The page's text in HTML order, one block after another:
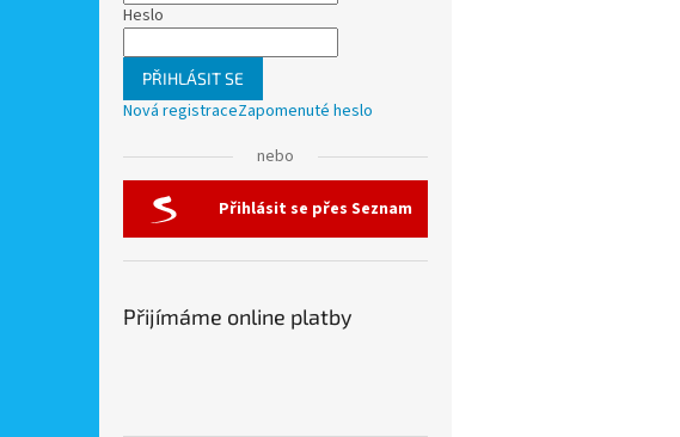
Heslo
PŘIHLÁSIT SE
Nová registraceZapomenuté heslo
nebo
Přihlásit se přes Seznam
Přijímáme online platby